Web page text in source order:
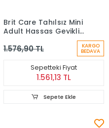
Brit Care Tahılsız Mini
Adult Hassas Geyikli
1.576,90 TL KARGO
BEDAVA
Sepetteki Fiyat
1.561,13 TL
Sepete Ekle